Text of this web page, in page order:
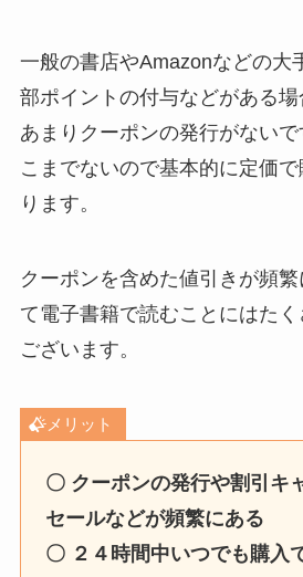
一般の書店やAmazonなどの大
部ポイントの付与などがある場
あまりクーポンの発行がない
こまでないので基本的に定価
ります。
クーポンを含めた値引きが頻
て電子書籍で読むことにはた
ございます。
メリット
〇 クーポンの発行や割引キ
セールなどが頻繁にある
〇 ２４時間中いつでも購入